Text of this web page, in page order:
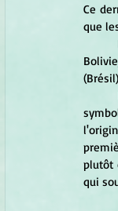
Ce
que
plutôt
qui